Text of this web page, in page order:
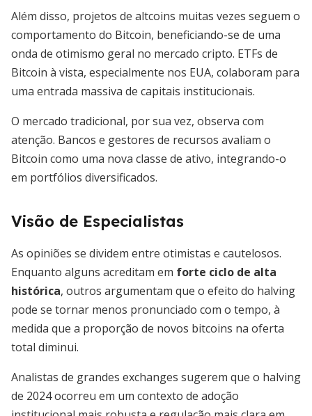
Além disso, projetos de altcoins muitas vezes seguem o
comportamento do Bitcoin, beneficiando-se de uma
onda de otimismo geral no mercado cripto. ETFs de
Bitcoin à vista, especialmente nos EUA, colaboram para
uma entrada massiva de capitais institucionais.
O mercado tradicional, por sua vez, observa com
atenção. Bancos e gestores de recursos avaliam o
Bitcoin como uma nova classe de ativo, integrando-o
em portfólios diversificados.
Visão de Especialistas
As opiniões se dividem entre otimistas e cautelosos.
Enquanto alguns acreditam em forte ciclo de alta
histórica, outros argumentam que o efeito do halving
pode se tornar menos pronunciado com o tempo, à
medida que a proporção de novos bitcoins na oferta
total diminui.
Analistas de grandes exchanges sugerem que o halving
de 2024 ocorreu em um contexto de adoção